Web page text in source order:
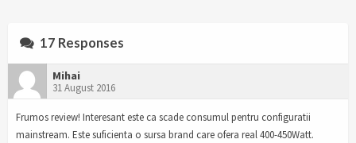
17 Responses
Mihai
31 August 2016
Frumos review! Interesant este ca scade consumul pentru configuratii
mainstream. Este suficienta o sursa brand care ofera real 400-450Watt.